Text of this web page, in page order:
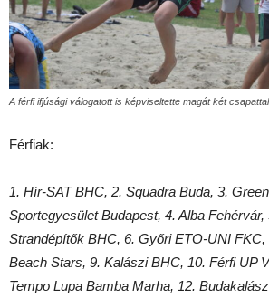
A férfi ifjúsági válogatott is képviseltette magát két
Férfiak:
1. Hír-SAT BHC, 2. Squadra Buda, 3.
Sportegyesület Budapest, 4. Alba Fehérvár,
Strandépítők BHC, 6. Győri ETO-UNI
Beach Stars, 9. Kalászi BHC, 10. Férfi UP
Tempo Lupa Bamba Marha, 12.